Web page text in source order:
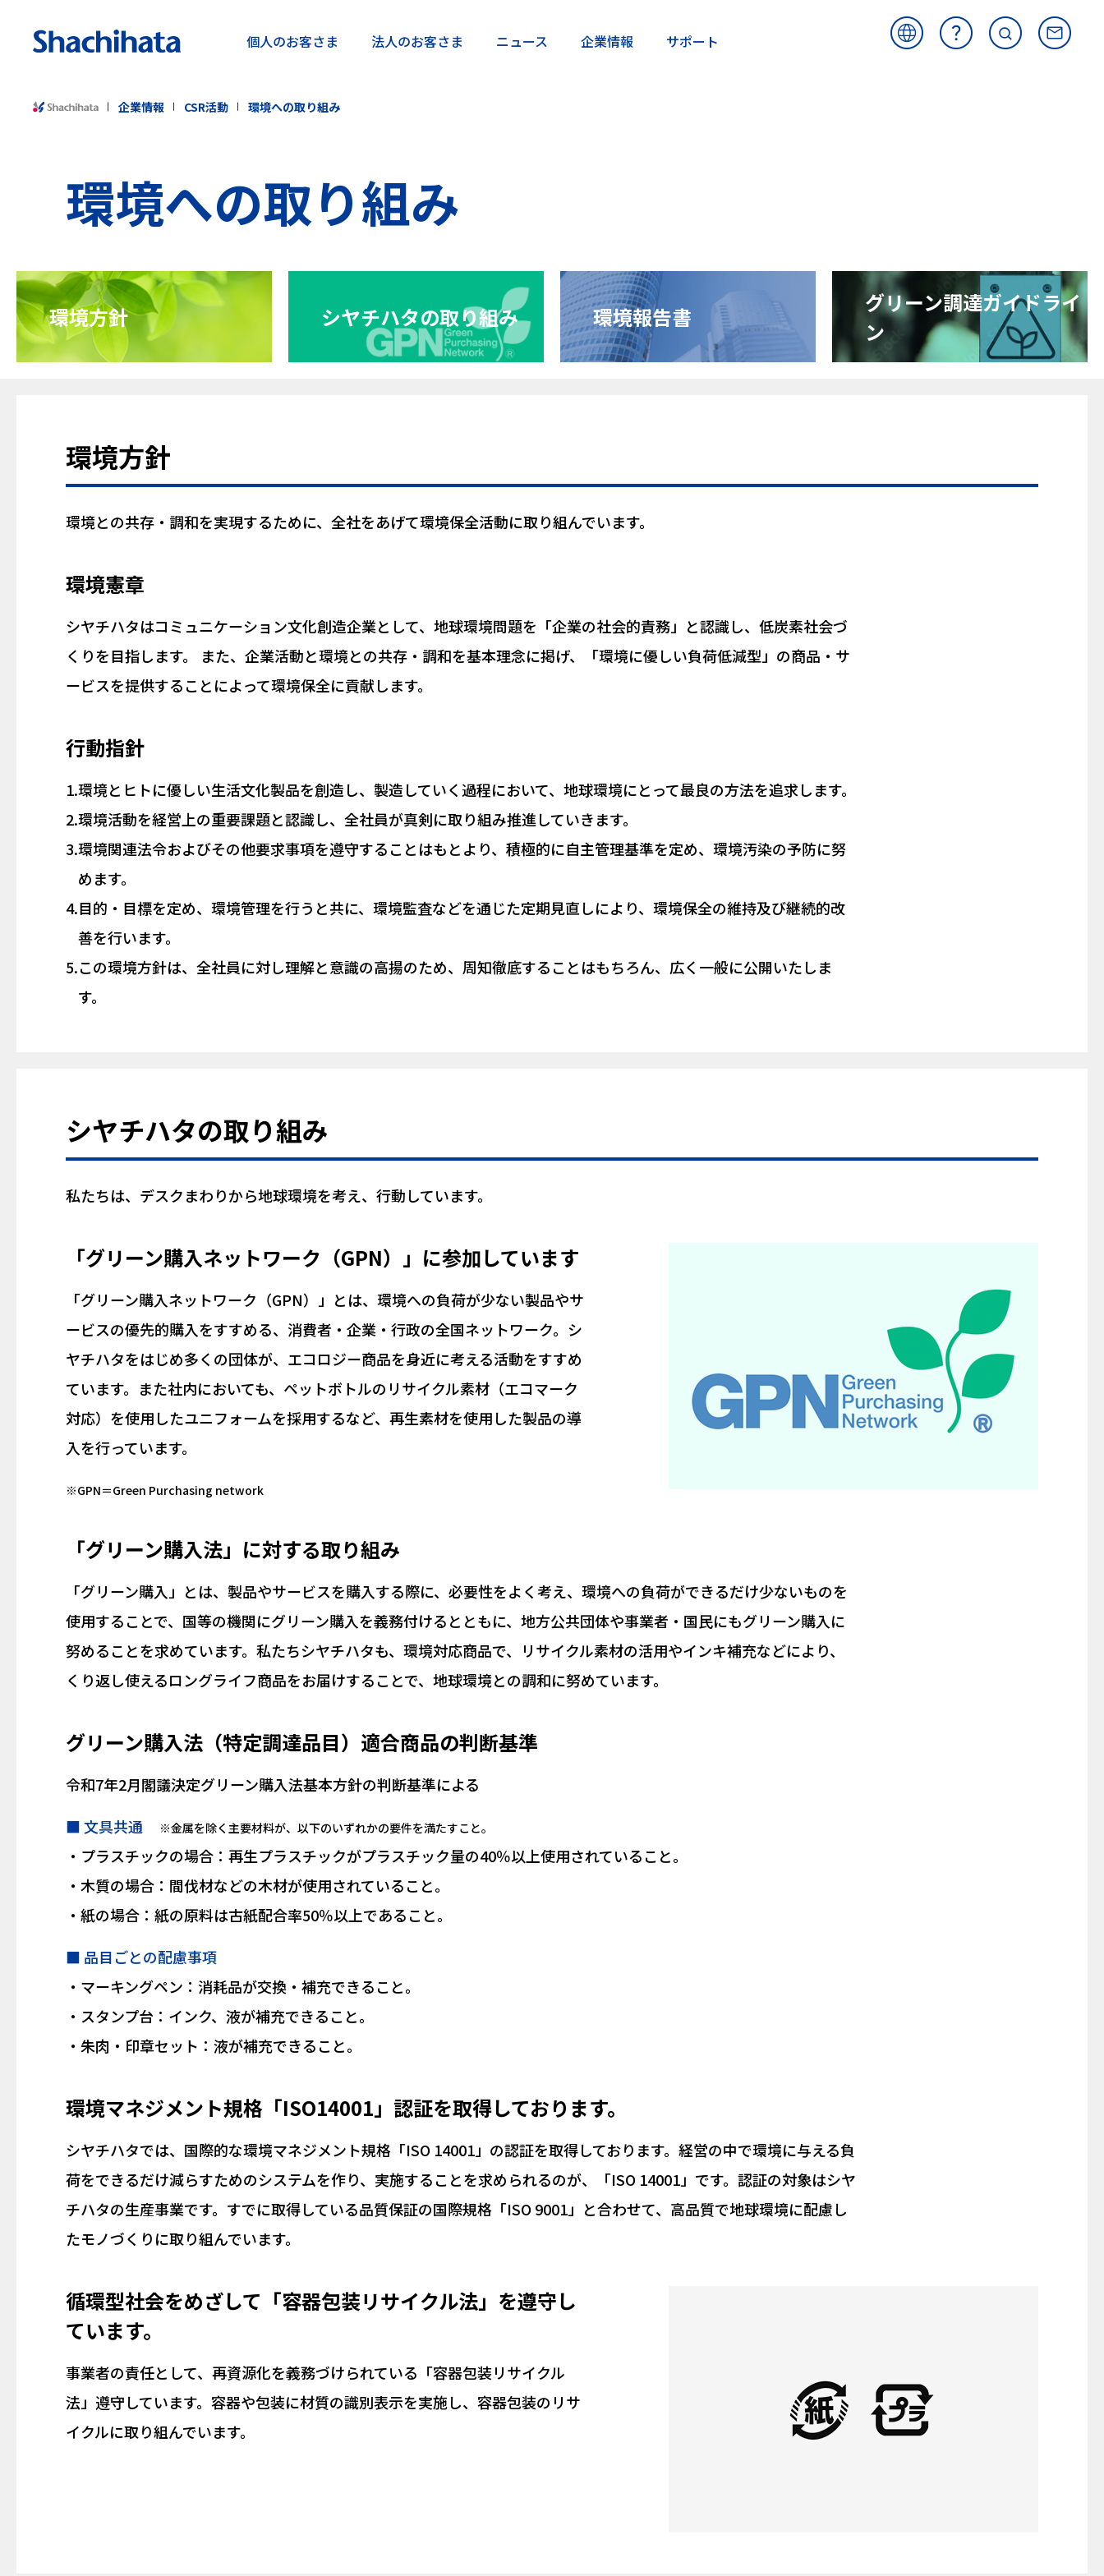
個人のお客さま 法人のお客さま ニュース 企業情報 サポー ト
企業情報 CSR活動 環境への取り組み
環境への取り組み
環境方針 シヤチハタの取り組み 環境報告書
グリーン調達ガイドライ
ン
環境方針
環境との共存・調和を実現するために、全社をあげて環境保全活動に取り組んでいます。
環境憲章
シヤチハタはコミュニケーション文化創造企業として、地球環境問題を「企業の社会的責務」と認識し、低炭素社会づ
くりを目指します。 また、企業活動と環境との共存・調和を基本理念に掲げ、「環境に優しい負荷低減型」の商品・サ
ービスを提供することによって環境保全に貢献します。
行動指針
1.環境とヒトに優しい生活文化製品を創造し、製造していく過程において、地球環境にとって最良の方法を追求します。
2.環境活動を経営上の重要課題と認識し、全社員が真剣に取り組み推進していきます。
3.環境関連法令およびその他要求事項を遵守することはもとより、積極的に自主管理基準を定め、環境汚染の予防に努
めます。
4.目的・目標を定め、環境管理を行うと共に、環境監査などを通じた定期見直しにより、環境保全の維持及び継続的改
善を行います。
5.この環境方針は、全社員に対し理解と意識の高揚のため、周知徹底することはもちろん、広く一般に公開いたしま
す。
シヤチハタの取り組み
私たちは、デスクまわりから地球環境を考え、行動しています。
「グリーン購入ネットワーク（GPN）」に参加しています
「グリーン購入ネットワーク（GPN）」とは、環境への負荷が少ない製品やサ
ービスの優先的購入をすすめる、消費者・企業・行政の全国ネットワーク。シ
ヤチハタをはじめ多くの団体が、エコロジー商品を身近に考える活動をすすめ
ています。また社内においても、ペットボトルのリサイクル素材（エコマーク
対応）を使用したユニフォームを採用するなど、再生素材を使用した製品の導
入を行っています。
※GPN＝Green Purchasing network
「グリーン購入法」に対する取り組み
「グリーン購入」とは、製品やサービスを購入する際に、必要性をよく考え、環境への負荷ができるだけ少ないものを
使用することで、国等の機関にグリーン購入を義務付けるとともに、地方公共団体や事業者・国民にもグリーン購入に
努めることを求めています。私たちシヤチハタも、環境対応商品で、リサイクル素材の活用やインキ補充などにより、
くり返し使えるロングライフ商品をお届けすることで、地球環境との調和に努めています。
グリーン購入法（特定調達品目）適合商品の判断基準
令和7年2月閣議決定グリーン購入法基本方針の判断基準による
■ 文具共通
※金属を除く主要材料が、以下のいずれかの要件を満たすこと。
・ プラスチックの場合：再生プラスチックがプラスチック量の40％以上使用されていること。
・ 木質の場合：間伐材などの木材が使用されていること。
・ 紙の場合：紙の原料は古紙配合率50％以上であること。
■ 品目ごとの配慮事項
・ マーキングペン：消耗品が交換・補充できること。
・ スタンプ台：インク、液が補充できること。
・ 朱肉・印章セット：液が補充できること。
環境マネジメント規格「ISO14001」認証を取得しております。
シヤチハタでは、国際的な環境マネジメント規格「ISO 14001」の認証を取得しております。経営の中で環境に与える負
荷をできるだけ減らすためのシステムを作り、実施することを求められるのが、「ISO 14001」です。認証の対象はシヤ
チハタの生産事業です。すでに取得している品質保証の国際規格「ISO 9001」と合わせて、高品質で地球環境に配慮し
たモノづくりに取り組んでいます。
循環型社会をめざして「容器包装リサイクル法」を遵守し
ています。
事業者の責任として、再資源化を義務づけられている「容器包装リサイクル
法」遵守しています。容器や包装に材質の識別表示を実施し、容器包装のリサ
イクルに取り組んでいます。